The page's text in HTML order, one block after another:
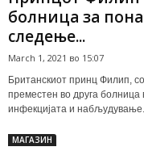
болница за
следење...
March 1, 2021 во 15:07
Британскиот принц Филип,
преместен во друга
инфекцијата и
МАГАЗИН